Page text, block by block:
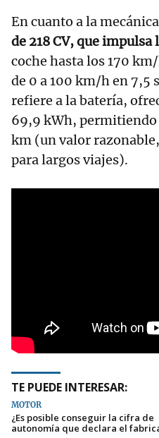
En cuanto a la
de 218 CV, que impulsa
coche hasta los 170
de 0 a 100 km/h en 7,5
refiere a la batería,
69,9 kWh,
km (un valor
para largos viajes).
TE PUEDE INTERESAR:
MOTOR
¿Es posible conseguir la cifra de
autonomía que declara el